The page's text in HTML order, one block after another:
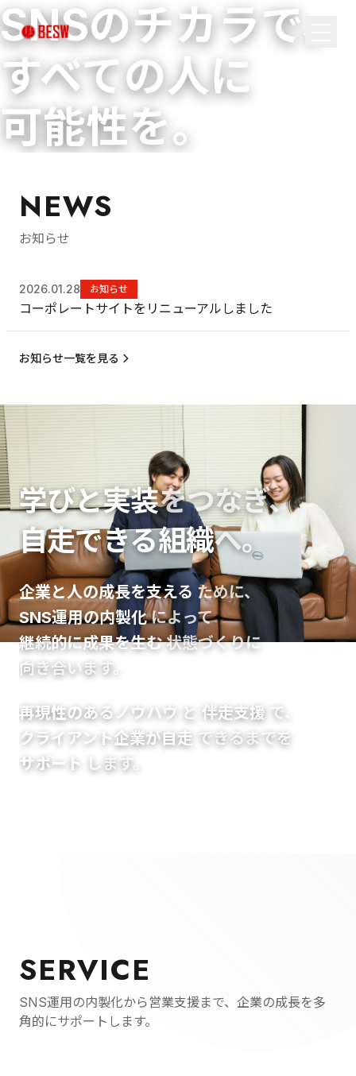
SNSのチカラで、
すべての人に
可能性を。
NEWS
お知らせ
2026.01.28 お知らせ
コーポレートサイトをリニューアルしました
お知らせ一覧を見る
学びと実装をつなぎ、
自走できる組織へ。
企業と人の成長を支える ために、
SNS運用の内製化 によって
継続的に成果を生む 状態づくりに
向き合います。
再現性のあるノウハウ と 伴走支援 で、
クライアント企業が自走 できるまでを
サポート します。
SERVICE
SNS運用の内製化から営業支援まで、企業の成長を多
角的にサポートします。